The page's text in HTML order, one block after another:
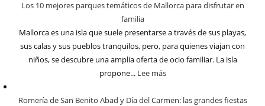
Los 10 mejores parques temáticos de Mallorca para disfrutar en
familia
Mallorca es una isla que suele presentarse a través de sus playas,
sus calas y sus pueblos tranquilos, pero, para quienes viajan con
niños, se descubre una amplia oferta de ocio familiar. La isla
propone... Lee más
Romería de San Benito Abad y Día del Carmen: las grandes fiestas